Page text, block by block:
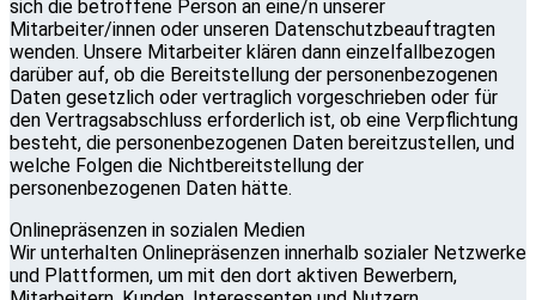
sich die betroffene Person an eine/n unserer
Mitarbeiter/innen oder unseren Datenschutzbeauftragten
wenden. Unsere Mitarbeiter klären dann einzelfallbezogen
darüber auf, ob die Bereitstellung der personenbezogenen
Daten gesetzlich oder vertraglich vorgeschrieben oder für
den Vertragsabschluss erforderlich ist, ob eine Verpflichtung
besteht, die personenbezogenen Daten bereitzustellen, und
welche Folgen die Nichtbereitstellung der
personenbezogenen Daten hätte.
Onlinepräsenzen in sozialen Medien
Wir unterhalten Onlinepräsenzen innerhalb sozialer Netzwerke
und Plattformen, um mit den dort aktiven Bewerbern,